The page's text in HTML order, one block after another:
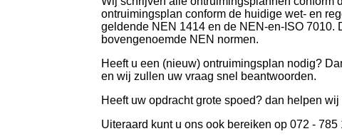
ontruimingsplan conform de huidige wet- en
geldende NEN 1414 en de NEN-en-ISO 7010.
bovengenoemde NEN normen.
Heeft u een (nieuw) ontruimingsplan nodig?
en wij zullen uw vraag snel beantwoorden.
Heeft uw opdracht grote spoed? dan helpen wij
Uiteraard kunt u ons ook bereiken op 072 -